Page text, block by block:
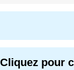
Cliquez pour